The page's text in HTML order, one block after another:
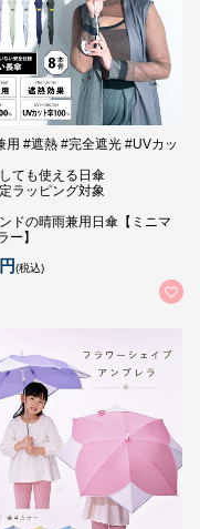
用 #遮熱 #完全遮光 #UVカッ
ても使える日傘
ラッピング対象
ドの晴雨兼用日傘【ミニマ
ー】
(税込)